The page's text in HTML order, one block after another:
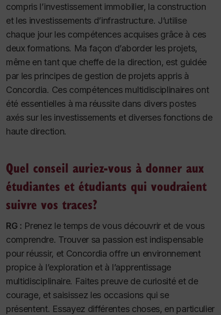
compris l’investissement immobilier, la construction
et les investissements d’infrastructure. J’utilise
chaque jour les compétences acquises grâce à ces
deux formations. Ma façon d’aborder les projets,
même en tant que cheffe de la direction, est guidée
par les principes de gestion de projets appris à
Concordia. Ces compétences multidisciplinaires ont
été essentielles à ma réussite dans divers postes
axés sur les investissements et diverses fonctions de
haute direction.
Quel conseil auriez-vous à donner aux
étudiantes et étudiants qui voudraient
suivre vos traces?
RG : Prenez le temps de vous découvrir et de vous
comprendre. Trouver sa passion est indispensable
pour réussir, et Concordia offre un environnement
propice à l’exploration et à l’apprentissage
multidisciplinaire. Faites preuve de curiosité et de
courage, et saisissez les occasions qui se
présentent. Essayez différentes choses, en particulier